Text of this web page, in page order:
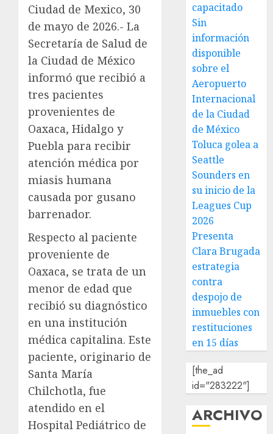
Ciudad de Mexico, 30
de mayo de 2026.- La
Secretaría de Salud de
la Ciudad de México
informó que recibió a
tres pacientes
provenientes de
Oaxaca, Hidalgo y
Puebla para recibir
atención médica por
miasis humana
causada por gusano
barrenador.
Respecto al paciente
proveniente de
Oaxaca, se trata de un
menor de edad que
recibió su diagnóstico
en una institución
médica capitalina. Este
paciente, originario de
Santa María
Chilchotla, fue
atendido en el
Hospital Pediátrico de
capacitado
Sin
información
disponible
sobre el
Aeropuerto
Internacional
de la Ciudad
de México
Toluca golea a
Seattle
Sounders en
su inicio de la
Leagues Cup
2026
Presenta
Clara Brugada
estrategia
contra
despojo de
inmuebles con
restituciones
en 15 días
[the_ad
id="283222"]
ARCHIVO